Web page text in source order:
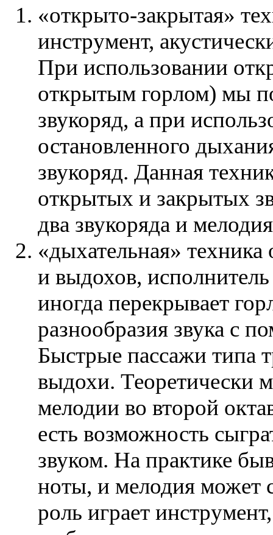
«открыто-закрытая»
инструмент,
При использовании
открытым горлом) мы
звукоряд, а при
остановленного
звукоряд. Данная
открытых и закрытых
два звукоряда и
«дыхательная»
и выдохов,
иногда перекрывает
разнообразия звука с
Быстрые пассажи типа
выдохи. Теоретически
мелодии во второй
есть возможность
звуком. На практике
ноты, и мелодия может
роль играет